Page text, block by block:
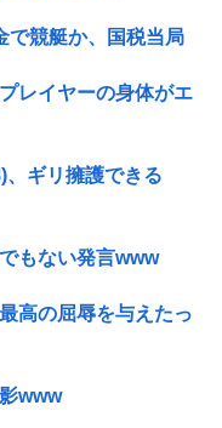
競艇か、国税当局
レイヤーの身体がエ
ギリ擁護できる
もない発言www
高の屈辱を与えたっ
www